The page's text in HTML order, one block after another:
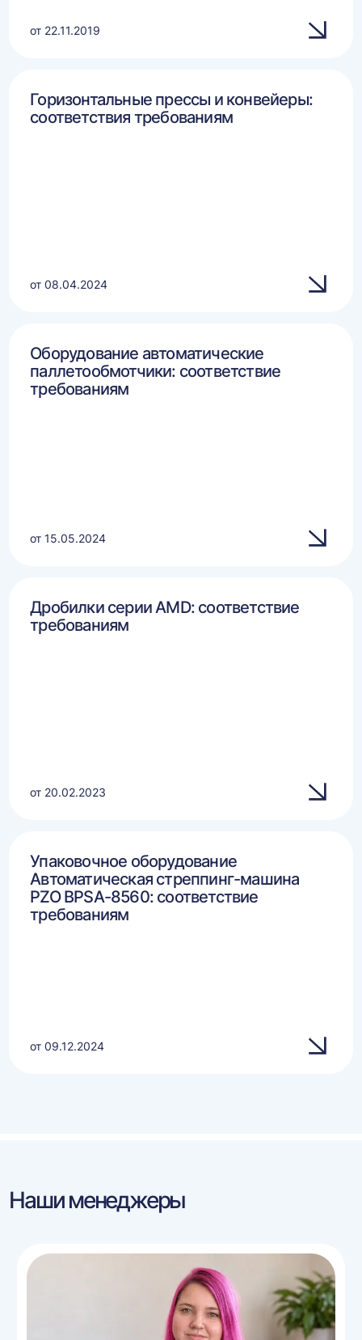
от 22.11.2019
Горизонтальные прессы и конвейеры:
соответствия требованиям
от 08.04.2024
Оборудование автоматические
паллетообмотчики: соответствие
требованиям
от 15.05.2024
Дробилки серии AMD: соответствие
требованиям
от 20.02.2023
Упаковочное оборудование
Автоматическая стреппинг-машина
PZO BPSA-8560: соответствие
требованиям
от 09.12.2024
Наши менеджеры